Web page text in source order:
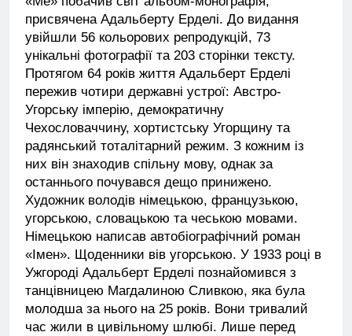
присвячена Адальберту Ерделі. До видання
увійшли 56 кольорових репродукцій, 73
унікальні фотографії та 203 сторінки тексту.
Протягом 64 років життя Адальберт Ерделі
пережив чотири державні устрої: Австро-
Угорську імперію, демократичну
Чехословаччину, хортистську Угорщину та
радянський тоталітарний режим. З кожним із
них він знаходив спільну мову, однак за
останнього почувався дещо принижено.
Художник володів німецькою, французькою,
угорською, словацькою та чеською мовами.
Німецькою написав автобіографічний роман
«Імен». Щоденники вів угорською. У 1933 році в
Ужгороді Адальберт Ерделі познайомився з
танцівницею Магдалиною Сливкою, яка була
молодша за нього на 25 років. Вони тривалий
час жили в цивільному шлюбі. Лише перед